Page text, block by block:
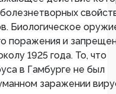
Биологическое
поражения и
1925 года. То, что
в Гамбурге не был
заражении